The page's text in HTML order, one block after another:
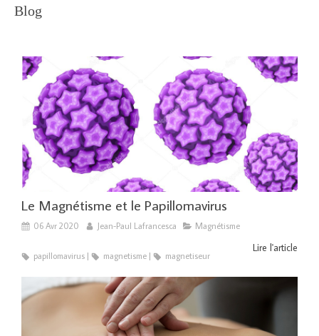
Blog
Le Magnétisme et le Papillomavirus
06 Avr 2020 Jean-Paul Lafrancesca Magnétisme
Lire l'article
papillomavirus magnetisme magnetiseur